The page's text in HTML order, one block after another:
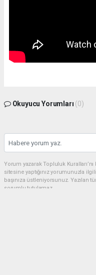
Okuyucu Yorumları (0)
Yorum yazarak Topluluk
sitesine yaptığınız yorumunuzla
başınıza üstleniyorsunuz.
sorumlu tutulamaz.